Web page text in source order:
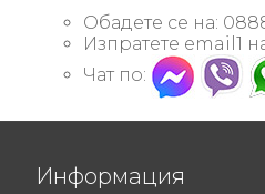
Обадете се на:
Изпратете email1
Чат по:
Информация